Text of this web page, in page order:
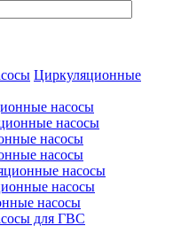
Циркуляционные
насосы
насосы
насосы
насосы
насосы
насосы
насосы